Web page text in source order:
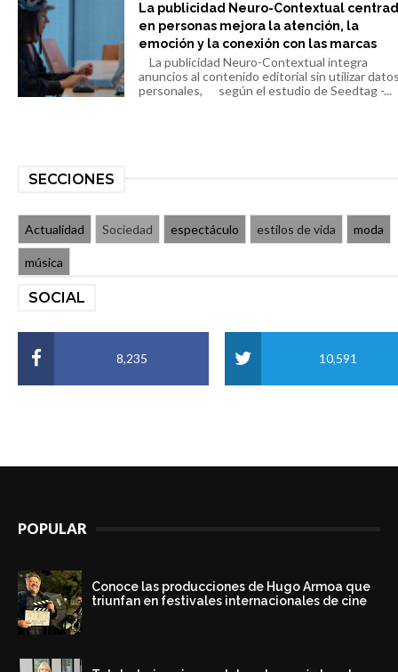
La publicidad Neuro-Contextual
en personas mejora la atención, la
emoción y la conexión con las marcas
La publicidad Neuro-Contextual integra
anuncios al contenido editorial sin utilizar
personales, según el estudio de Seedtag -...
SECCIONES
Actualidad Sociedad espectáculo estilos de vida moda
música
SOCIAL
8,235 10,591
POPULAR
Conoce las producciones de Hugo Armoa que
triunfan en festivales internacionales de cine